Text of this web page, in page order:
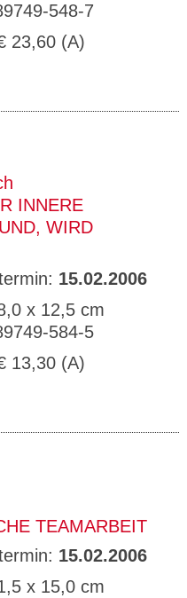
548-7
23,60 (A)
INNERE
WIRD
15.02.2006
x 12,5 cm
584-5
13,30 (A)
TEAMARBEIT
15.02.2006
x 15,0 cm